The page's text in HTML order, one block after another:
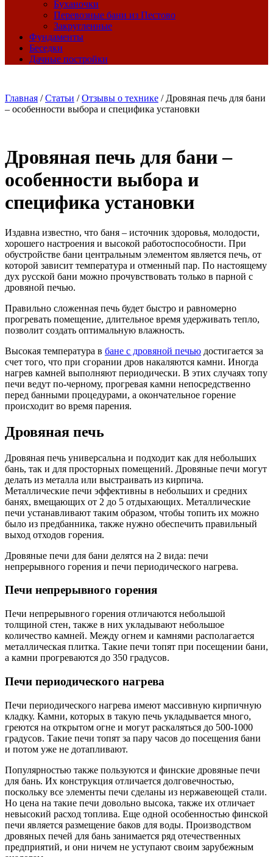
Буханочки
Перевозные бани из Пестово
Закругленные
Фундаменты
Беседки
Дачные постройки
Главная /Статьи /Отзывы о технике / Дровяная печь для бани
– особенности выбора и специфика установки
Дровяная печь для бани –
особенности выбора и
специфика установки
Издавна известно, что баня – источник здоровья, молодости,
хорошего настроения и высокой работоспособности. При
обустройстве бани центральным элементом является печь, от
которой зависит температура и отменный пар. По настоящему
дух русской бани можно прочувствовать только в парной с
дровяной печью.
Правильно сложенная печь будет быстро и равномерно
прогревать помещение, длительное время удерживать тепло,
позволит создать оптимальную влажность.
Высокая температура в бане с дровяной печью достигается за
счет того, что при сгорании дров накаляются камни. Иногда
нагрев камней выполняют периодически. В этих случаях топу
печи ведут по-черному, прогревая камни непосредственно
перед банными процедурами, а окончательное горение
происходит во время парения.
Дровяная печь
Дровяная печь универсальна и подходит как для небольших
бань, так и для просторных помещений. Дровяные печи могут
делать из металла или выстраивать из кирпича.
Металлические печи эффективны в небольших и средних
банях, вмещающих от 2 до 5 отдыхающих. Металлические
печи устанавливают таким образом, чтобы топить их можно
было из предбанника, также нужно обеспечить правильный
выход отходов горения.
Дровяные печи для бани делятся на 2 вида: печи
непрерывного горения и печи периодического нагрева.
Печи непрерывного горения
Печи непрерывного горения отличаются небольшой
толщиной стен, также в них укладывают небольшое
количество камней. Между огнем и камнями располагается
металлическая плитка. Такие печи топят при посещении бани,
а камни прогреваются до 350 градусов.
Печи периодического нагрева
Печи периодического нагрева имеют массивную кирпичную
кладку. Камни, которых в такую печь укладывается много,
греются на открытом огне и могут раскаляться до 500-1000
градусов. Такие печи топят за пару часов до посещения бани
и потом уже не дотапливают.
Популярностью также пользуются и финские дровяные печи
для бань. Их конструкция отличается долговечностью,
поскольку все элементы печи сделаны из нержавеющей стали.
Но цена на такие печи довольно высока, также их отличает
невысокий расход топлива. Еще одной особенностью финской
печи является размещение баков для воды. Производством
дровяных печей для бань занимается ряд отечественных
предприятий, и они ничем не уступают своим зарубежным